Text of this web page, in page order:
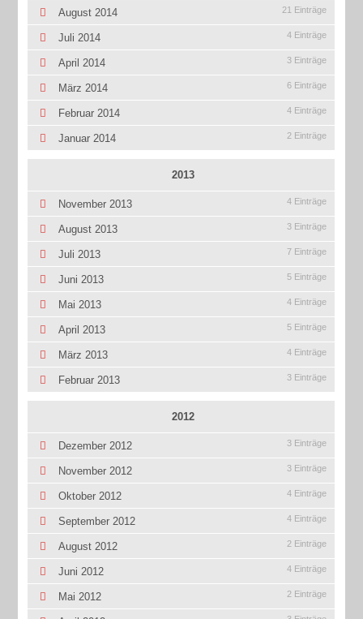
August 2014 21 Einträge
Juli 2014 4 Einträge
April 2014 3 Einträge
März 2014 6 Einträge
Februar 2014 4 Einträge
Januar 2014 2 Einträge
2013
November 2013 4 Einträge
August 2013 3 Einträge
Juli 2013 7 Einträge
Juni 2013 5 Einträge
Mai 2013 4 Einträge
April 2013 5 Einträge
März 2013 4 Einträge
Februar 2013 3 Einträge
2012
Dezember 2012 3 Einträge
November 2012 3 Einträge
Oktober 2012 4 Einträge
September 2012 4 Einträge
August 2012 2 Einträge
Juni 2012 4 Einträge
Mai 2012 2 Einträge